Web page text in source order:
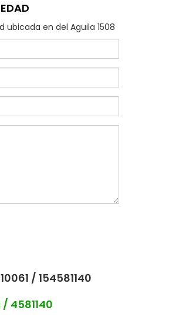
ubicada en del Aguila 1508
/ 154581140
4581140